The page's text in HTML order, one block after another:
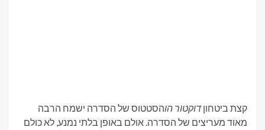
קצת ביטחוןדוקטור הוהסטטוס של הסדרה ישמח הרבה
מאוד מעריצים של הסדרה. אולם באופן בלתי נמנע, לא כולם